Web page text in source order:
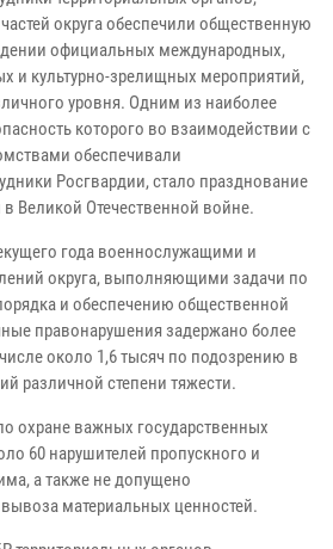
округа обеспечили общественную
официальных международных,
и культурно-зрелищных мероприятий,
уровня. Одним из наиболее
которого во взаимодействии с
обеспечивали
Росгвардии, стало празднование
Великой Отечественной войне.
года военнослужащими и
округа, выполняющими задачи по
и обеспечению общественной
правонарушения задержано более
около 1,6 тысяч по подозрению в
различной степени тяжести.
охране важных государственных
60 нарушителей пропускного и
а также не допущено
материальных ценностей.